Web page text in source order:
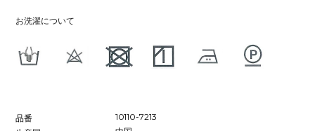
お洗濯について
品番
10110-7213